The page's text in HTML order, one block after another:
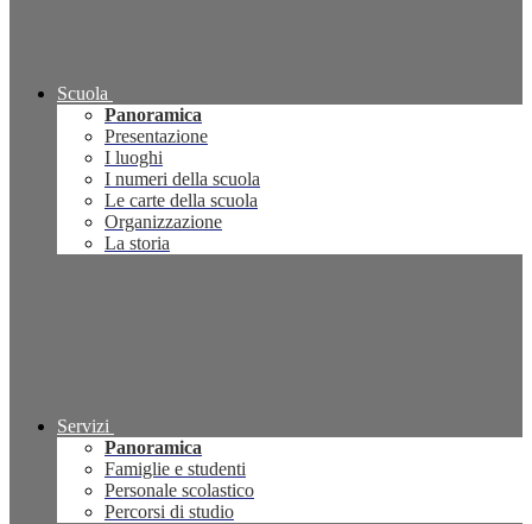
Scuola
Panoramica
Presentazione
I luoghi
I numeri della scuola
Le carte della scuola
Organizzazione
La storia
Servizi
Panoramica
Famiglie e studenti
Personale scolastico
Percorsi di studio